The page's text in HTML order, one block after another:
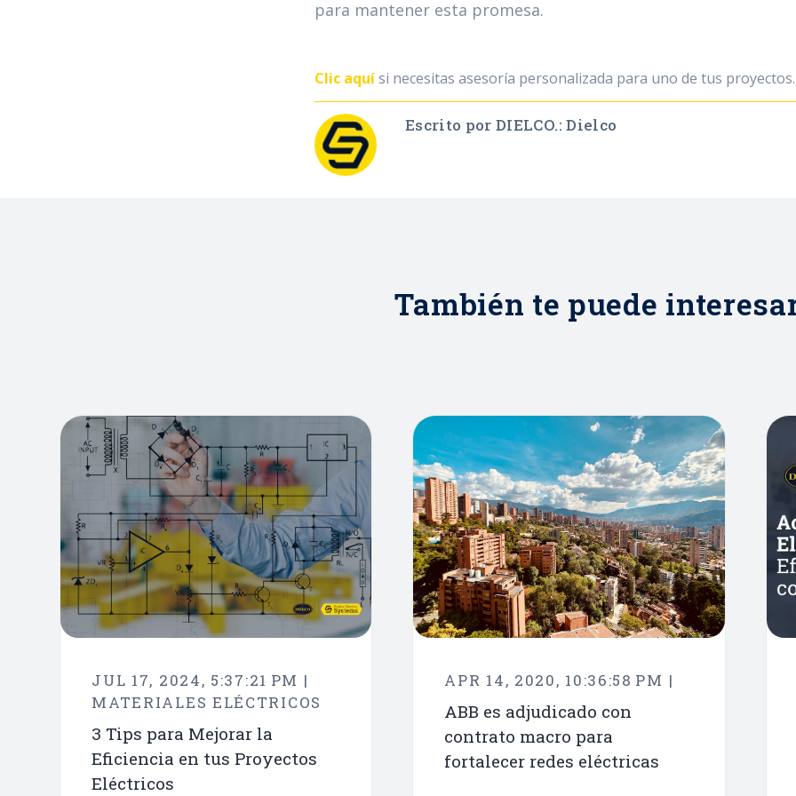
para mantener esta promesa.
Clic aquísi necesitas asesoría personalizada para uno de tus proyectos.
Escrito por DIELCO.: Dielco
También te puede
JUL 17, 2024, 5:37:21 PM |
MATERIALES ELÉCTRICOS
3 Tips para Mejorar la
Eficiencia en tus Proyectos
Eléctricos
APR 14, 2020, 10:36:58 PM |
ABB es adjudicado con
contrato macro para
fortalecer redes eléctricas